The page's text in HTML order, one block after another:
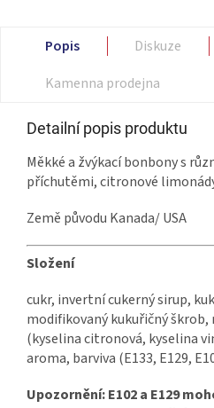
Popis
Diskuze
Kamenna prodejna
Detailní popis produktu
Měkké a žvýkací bonbony s
příchutěmi, citronové
Země původu Kanada/ USA
Složení
cukr, invertní cukerný sirup,
modifikovaný kukuřičný
(kyselina citronová, kyselina
aroma, barviva (E133, E129,
Upozornění: E102 a E129